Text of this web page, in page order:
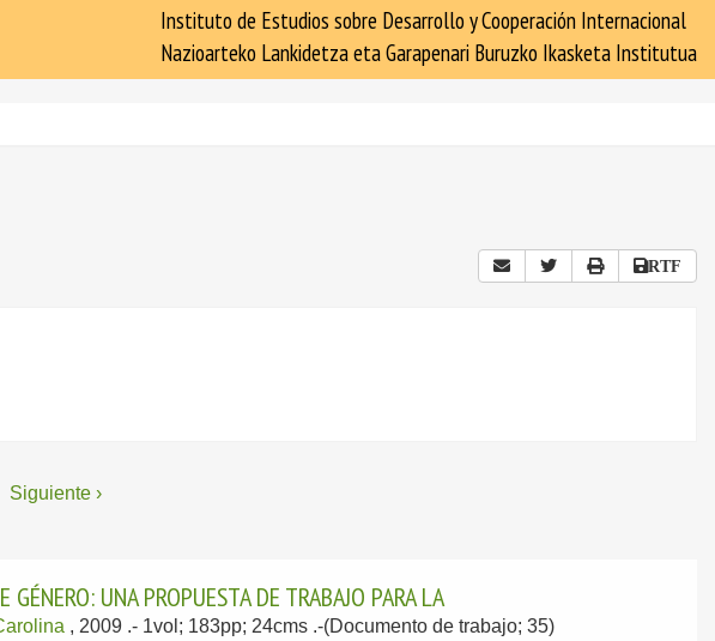
Instituto de Estudios sobre Desarrollo y Cooperación Internacional
Nazioarteko Lankidetza eta Garapenari Buruzko Ikasketa Institutua
RTF
Siguiente ›
UNA PROPUESTA DE TRABAJO PARA LA
, 2009 .- 1vol; 183pp; 24cms .-(Documento de trabajo; 35)